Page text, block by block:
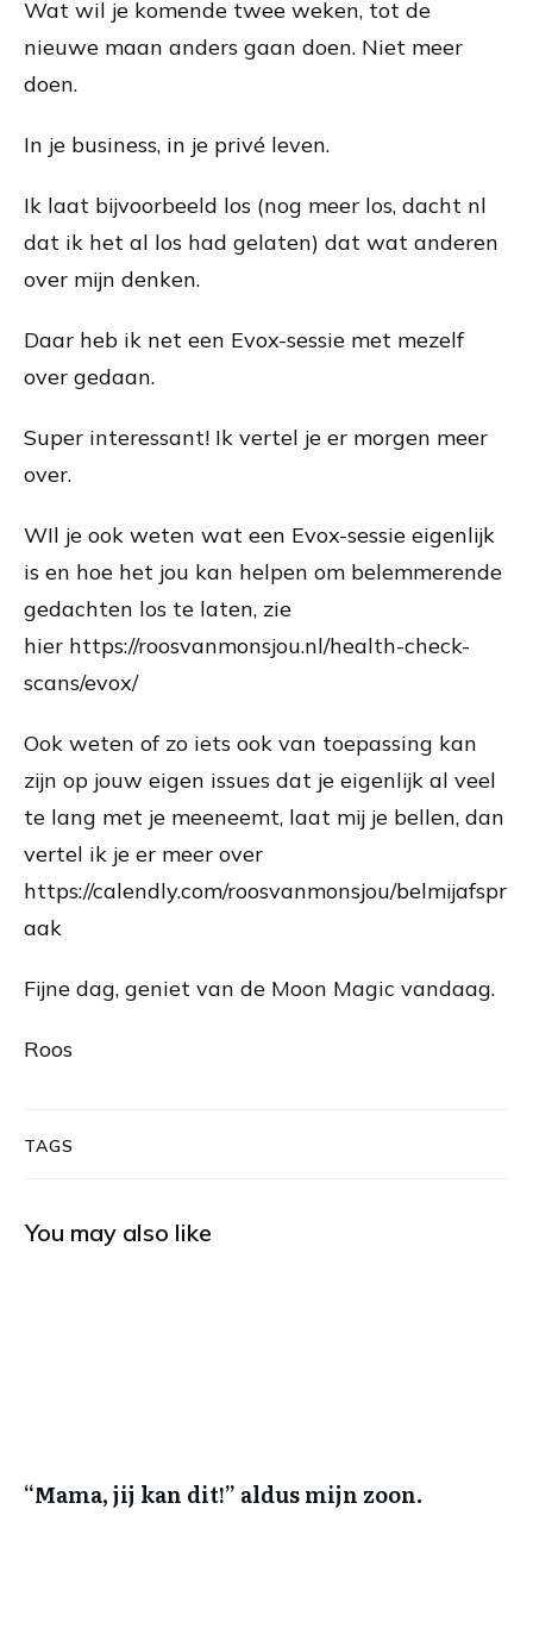
Wat wil je komende twee weken, tot de
nieuwe maan anders gaan doen. Niet meer
doen.
In je business, in je privé leven.
Ik laat bijvoorbeeld los (nog meer los, dacht nl
dat ik het al los had gelaten) dat wat anderen
over mijn denken.
Daar heb ik net een Evox-sessie met mezelf
over gedaan.
Super interessant! Ik vertel je er morgen meer
over.
WIl je ook weten wat een Evox-sessie eigenlijk
is en hoe het jou kan helpen om belemmerende
gedachten los te laten, zie
hier https://roosvanmonsjou.nl/health-check-
scans/evox/
Ook weten of zo iets ook van toepassing kan
zijn op jouw eigen issues dat je eigenlijk al veel
te lang met je meeneemt, laat mij je bellen, dan
vertel ik je er meer over
https://calendly.com/roosvanmonsjou/belmijafspr
aak
Fijne dag, geniet van de Moon Magic vandaag.
Roos
TAGS
You may also like
“Mama, jij kan dit!” aldus mijn zoon.